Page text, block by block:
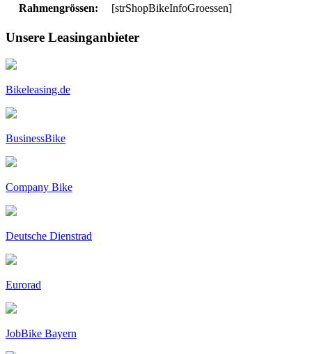
Rahmengrössen:
[strShopBikeInfoGroessen]
Unsere Leasinganbieter
Bikeleasing.de
BusinessBike
Company Bike
Deutsche Dienstrad
Eurorad
JobBike Bayern